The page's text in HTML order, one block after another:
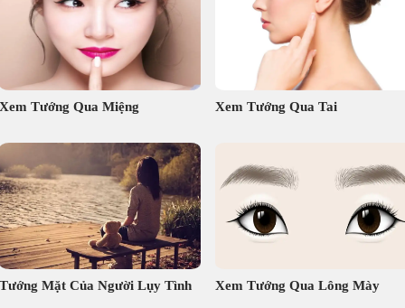
Tướng Qua Miệng Xem Tướng Qua Tai
Mặt Của Người Lụy Tình Xem Tướng Qua Lông Mày